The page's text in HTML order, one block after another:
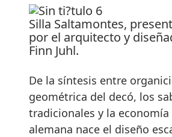
Silla Saltamontes,
por el arquitecto y
Finn Juhl.
De la síntesis entre
geométrica del decó, los
tradicionales y la
alemana nace el diseño